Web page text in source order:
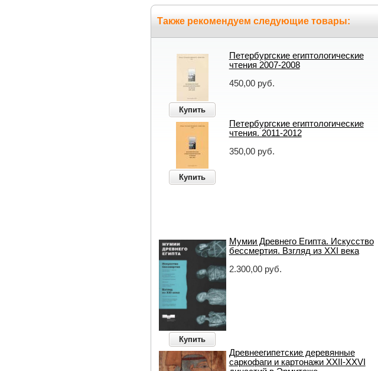
Также рекомендуем следующие товары:
Купить
Петербургские египтологические
чтения 2007-2008
450,00 руб.
Купить
Петербургские египтологические
чтения. 2011-2012
350,00 руб.
Купить
Мумии Древнего Египта. Искусство
бессмертия. Взгляд из XXI века
2.300,00 руб.
Древнеегипетские деревянные
саркофаги и картонажи XXII-XXVI